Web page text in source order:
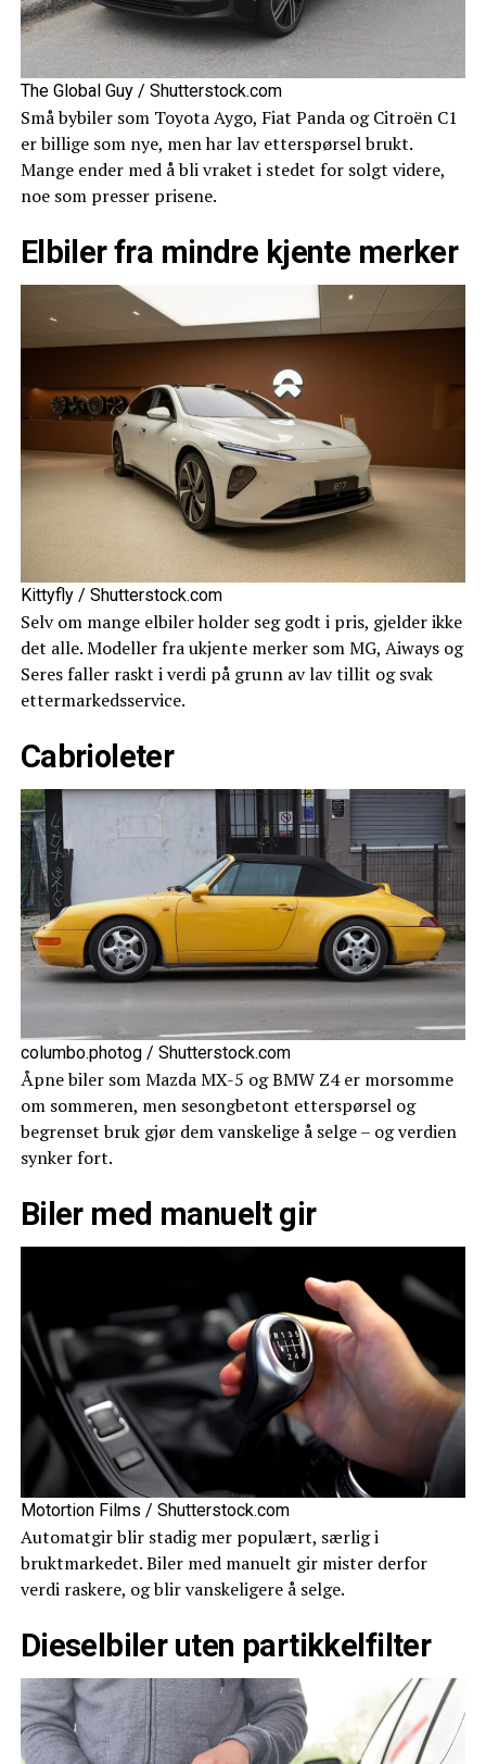
The Global Guy / Shutterstock.com
Små bybiler som Toyota Aygo, Fiat Panda og Citroën C1
er billige som nye, men har lav etterspørsel brukt.
Mange ender med å bli vraket i stedet for solgt videre,
noe som presser prisene.
Elbiler fra mindre kjente merker
Kittyfly / Shutterstock.com
Selv om mange elbiler holder seg godt i pris, gjelder ikke
det alle. Modeller fra ukjente merker som MG, Aiways og
Seres faller raskt i verdi på grunn av lav tillit og svak
ettermarkedsservice.
Cabrioleter
columbo.photog / Shutterstock.com
Åpne biler som Mazda MX-5 og BMW Z4 er morsomme
om sommeren, men sesongbetont etterspørsel og
begrenset bruk gjør dem vanskelige å selge – og verdien
synker fort.
Biler med manuelt gir
Motortion Films / Shutterstock.com
Automatgir blir stadig mer populært, særlig i
bruktmarkedet. Biler med manuelt gir mister derfor
verdi raskere, og blir vanskeligere å selge.
Dieselbiler uten partikkelfilter